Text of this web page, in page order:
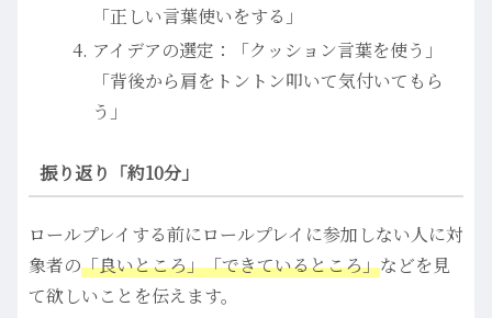
「正しい言葉使いをする」
アイデアの選定：「クッション言葉を使う」
「背後から肩をトントン叩いて気付いてもら
う」
振り返り「約10分」
ロールプレイする前にロールプレイに参加しない人に対
象者の「良いところ」「できているところ」などを見
て欲しいことを伝えます。